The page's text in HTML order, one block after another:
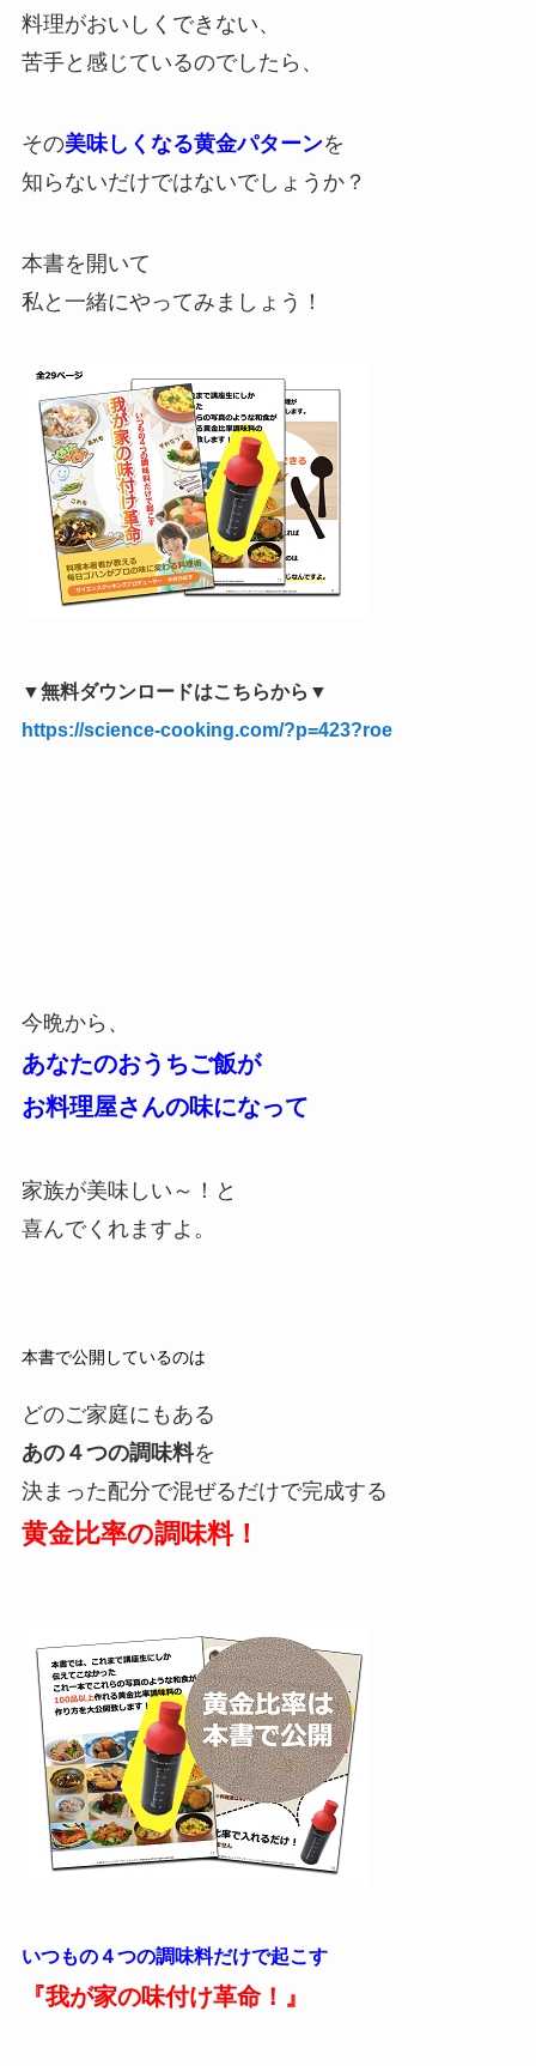
料理がおいしくできない、
苦手と感じているのでしたら、
その美味しくなる黄金パターンを
知らないだけではないでしょうか？
本書を開いて
私と一緒にやってみましょう！
▼無料ダウンロードはこちらから▼
https://science-cooking.com/?p=423?roe
今晩から、
あなたのおうちご飯が
お料理屋さんの味になって
家族が美味しい～！と
喜んでくれますよ。
本書で公開しているのは
どのご家庭にもある
あの４つの調味料を
決まった配分で混ぜるだけで完成する
黄金比率の調味料！
いつもの４つの調味料だけで起こす
『我が家の味付け革命！』